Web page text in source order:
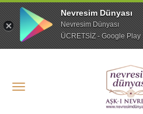
Nevresim Dünyası
Nevresim Dünyası
ÜCRETSİZ - Google Play